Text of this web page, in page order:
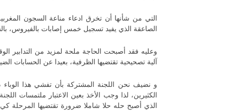
التي من شأنها أن تخرق ادعاء مناعة السجون
الصاعقة الذي يفيد تسجيل خمس إصابات بالفيروس،
وعليه فقد أصبحت الحاجة ملحة لمزيد من التدابير
آلية تصحيحية تقتضيها الظرفية، بعيدا عن الحسابات
و نضيف نحن اللجنة المشتركة بأن تفشي هذا
الكثيرين، لذا وجب الأخذ بعين الاعتبار ملتمسات
الذي أصبح حله حلا شاملا ضرورة تقتضيها المرحلة